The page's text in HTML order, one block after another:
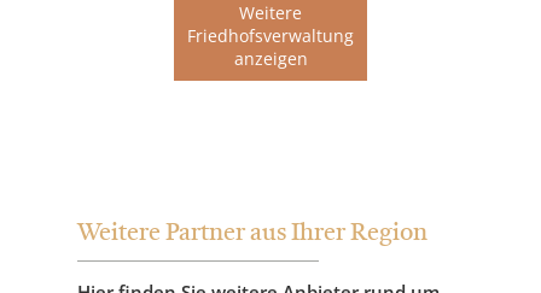
Weitere
Friedhofsverwaltung
anzeigen
Weitere Partner aus Ihrer Region